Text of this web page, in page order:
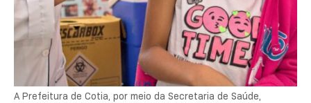
A Prefeitura de Cotia, por meio da Secretaria de Saúde,